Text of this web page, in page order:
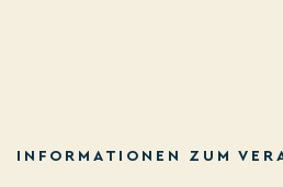
INFORMATIONEN ZUM